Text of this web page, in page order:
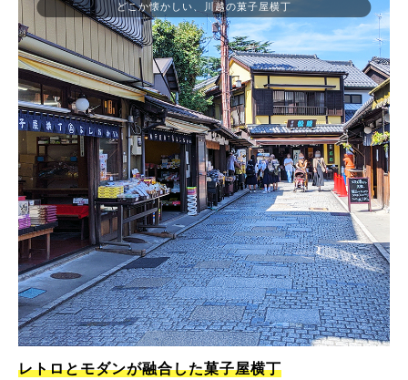
レトロとモダンが融合した菓子屋横丁
どこか懐かしい、川越の菓子屋横丁